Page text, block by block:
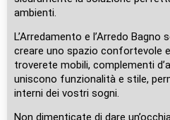
ambienti.
L’Arredamento e l’Arredo
creare uno spazio confortevole
troverete mobili, complementi
uniscono funzionalità e stile,
interni dei vostri sogni.
Non dimenticate di dare